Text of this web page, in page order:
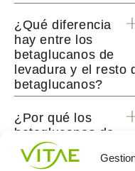
¿Qué diferencia
hay entre los
betaglucanos de
levadura y el resto
betaglucanos?
¿Por qué los
betaglucanos de
levadura son buenos
para el sistema